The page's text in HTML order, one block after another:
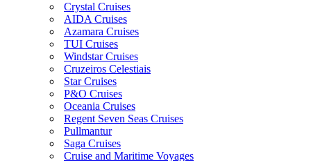
Crystal Cruises
AIDA Cruises
Azamara Cruises
TUI Cruises
Windstar Cruises
Cruzeiros Celestiais
Star Cruises
P&O Cruises
Oceania Cruises
Regent Seven Seas Cruises
Pullmantur
Saga Cruises
Cruise and Maritime Voyages